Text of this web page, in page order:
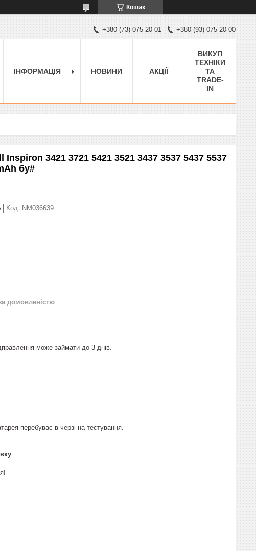
Кошик
+380 (73) 075-20-01 +380 (93) 075-20-00
ІНФОРМАЦІЯ НОВИНИ АКЦІЇ
ВИКУП
ТЕХНІКИ
ТА
TRADE-
IN
Inspiron 3421 3721 5421 3521 3437 3537 5437 5537
бу#
Код: NM036639
домовленістю
може займати до 3 днів.
перебуває в черзі на тестування.